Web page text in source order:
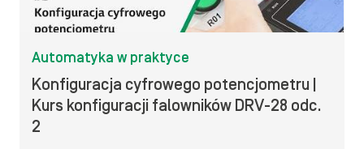
Automatyka w praktyce
Konfiguracja cyfrowego potencjometru |
Kurs konfiguracji falowników DRV-28 odc.
2